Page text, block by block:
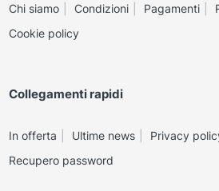
Chi siamo Condizioni Pagamenti
Cookie policy
Collegamenti rapidi
In offerta Ultime news Privacy
Recupero password